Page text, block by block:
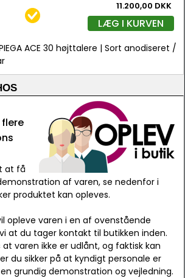
11.200,00 DKK
LÆG I KURVEN
ACE 30 højttalere | Sort anodiseret /
at få
af varen, se nedenfor i
produktet kan opleves.
opleve varen i en af ovenstående
at du tager kontakt til butikken inden.
at varen ikke er udlånt, og faktisk kan
du sikker på at kyndigt personale er
grundig demonstration og vejledning.